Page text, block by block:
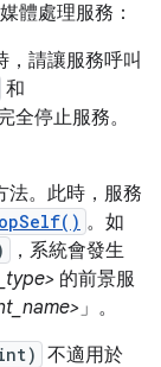
體處理服務：
，請讓服務呼叫
和
全停止服務。
法。此時，服務
。如
，系統會發生
的前景服
」。
不適用於